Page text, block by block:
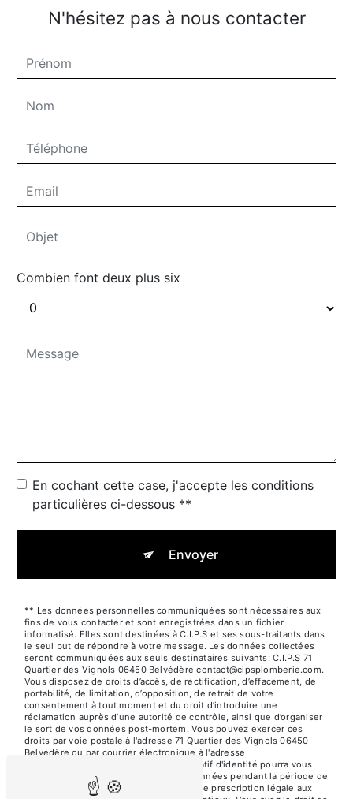
N'hésitez pas à nous contacter
Combien font deux plus six
En cochant cette case, j'accepte les conditions
particulières ci-dessous **
Envoyer
** Les données personnelles communiquées sont nécessaires aux
fins de vous contacter et sont enregistrées dans un fichier
informatisé. Elles sont destinées à C.I.P.S et ses sous-traitants dans
le seul but de répondre à votre message. Les données collectées
seront communiquées aux seuls destinataires suivants: C.I.P.S 71
Quartier des Vignols 06450 Belvédère contact@cipsplomberie.com.
Vous disposez de droits d’accès, de rectification, d’effacement, de
portabilité, de limitation, d’opposition, de retrait de votre
consentement à tout moment et du droit d’introduire une
réclamation auprès d’une autorité de contrôle, ainsi que d’organiser
le sort de vos données post-mortem. Vous pouvez exercer ces
droits par voie postale à l'adresse 71 Quartier des Vignols 06450
Belvédère ou par courrier électronique à l'adresse
contact@cipsplomberie.com. Un justificatif d'identité pourra vous
être demandé. Nous conservons vos données pendant la période de
prise de contact puis pendant la durée de prescription légale aux